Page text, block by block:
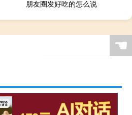
朋友圈发好吃的怎么说
☚